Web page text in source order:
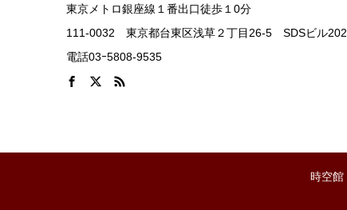
東京メトロ銀座線１番出口徒歩１0分
111-0032 東京都台東区浅草２丁目26-5 SDSビル202
電話03ｰ5808-9535
時空館